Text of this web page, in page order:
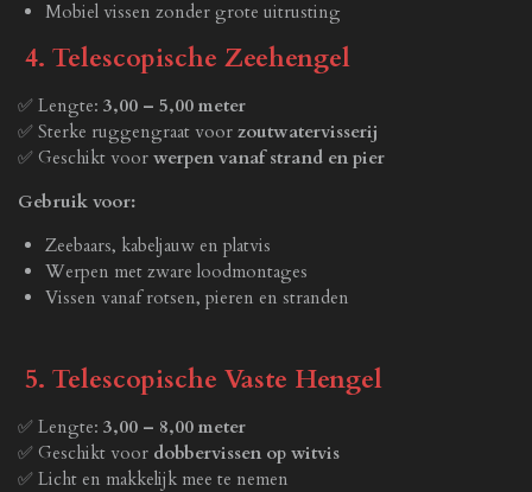
Mobiel vissen zonder grote uitrusting
4. Telescopische Zeehengel
✅ Lengte: 3,00 – 5,00 meter
✅ Sterke ruggengraat voor zoutwatervisserij
✅ Geschikt voor werpen vanaf strand en pier
Gebruik voor:
Zeebaars, kabeljauw en platvis
Werpen met zware loodmontages
Vissen vanaf rotsen, pieren en stranden
5. Telescopische Vaste Hengel
✅ Lengte: 3,00 – 8,00 meter
✅ Geschikt voor dobbervissen op witvis
✅ Licht en makkelijk mee te nemen